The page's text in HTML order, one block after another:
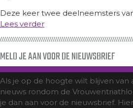
Deze keer twee deelneemsters
Lees verder
MELD JE AAN VOOR DE NIEUWSBRIEF
Als je op de hoogte wilt blijven van
nieuws rondom de
je dan aan voor de nieuwsbrief.